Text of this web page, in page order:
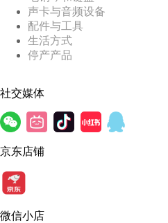
声卡与音频设备
配件与工具
生活方式
停产产品
社交媒体
京东店铺
微信小店